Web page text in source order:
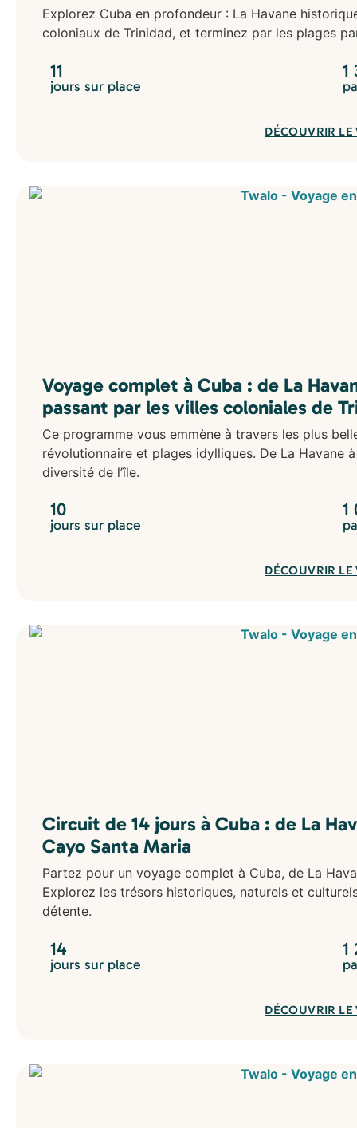
Explorez Cuba en profondeur : La Havane
coloniaux de Trinidad, et terminez par les plages
11
jours sur place
1
DÉCOUVRIR LE
Voyage complet à Cuba : de La
passant par les villes coloniales de
Ce programme vous emmène à travers les plus
révolutionnaire et plages idylliques. De La Havane
diversité de l’île.
10
jours sur place
1
DÉCOUVRIR LE
Circuit de 14 jours à Cuba : de La
Cayo Santa Maria
Partez pour un voyage complet à Cuba, de La
Explorez les trésors historiques, naturels et
détente.
14
jours sur place
1
DÉCOUVRIR LE